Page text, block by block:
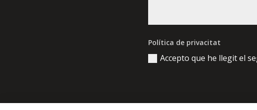
Política de privacitat
Accepto que he llegit el